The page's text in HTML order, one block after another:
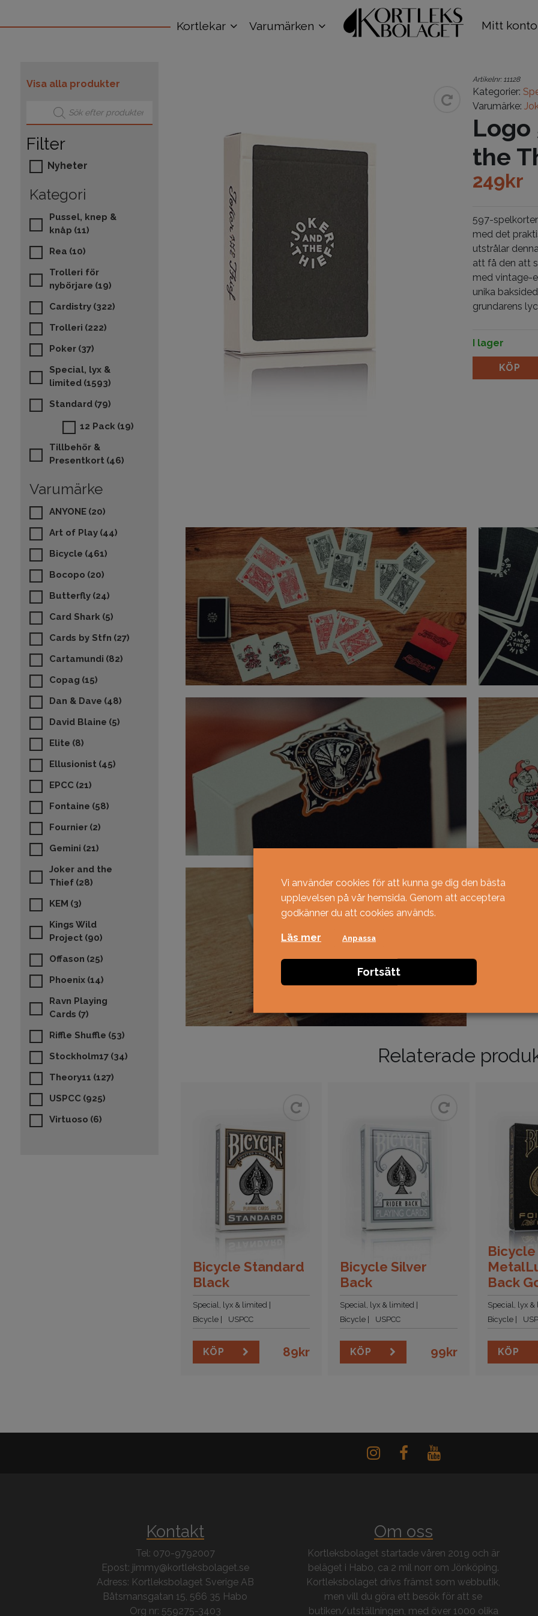
Kortlekar Varumärken Mitt konto
Visa alla produkter
Produktsökning
Filter
Nyheter
Kategori
Pussel, knep &
knåp (11)
Rea (10)
Trolleri för
nybörjare (19)
Cardistry (322)
Trolleri (222)
Poker (37)
Special, lyx &
limited (1593)
Standard (79)
12 Pack (19)
Tillbehör &
Presentkort (46)
Varumärke
ANYONE (20)
Art of Play (44)
Bicycle (461)
Bocopo (20)
Butterfly (24)
Card Shark (5)
Cards by Stfn (27)
Cartamundi (82)
Copag (15)
Dan & Dave (48)
David Blaine (5)
Elite (8)
Ellusionist (45)
EPCC (21)
Fontaine (58)
Fournier (2)
Gemini (21)
Joker and the
Thief (28)
KEM (3)
Kings Wild
Project (90)
Offason (25)
Phoenix (14)
Ravn Playing
Cards (7)
Riffle Shuffle (53)
Stockholm17 (34)
Theory11 (127)
USPCC (925)
Virtuoso (6)
Artikelnr: 11128
Kategorier:
Varumärke:
Logo
the
249kr
597-
med det
utstrålar
att få den att
med vintage-
unika
grundarens
I lager
Logo 597 by
KÖP
Relaterade
Bicycle Standard
Black
Special, lyx & limited
Bicycle
USPCC
KÖP 89kr
Bicycle Silver
Back
Special, lyx & limited
Bicycle
USPCC
KÖP 99kr
Bicycle
Back
Special, lyx
Bicycle
KÖP
Kontakt
Tel: 070-9792007
Epost: jimmy@kortleksbolaget.se
Adress: Kortleksbolaget Sverige AB
Båtsmansgatan 15, 566 35 Habo
Org nr: 559275-3403
Om oss
Kortleksbolaget startade våren 2019 och är
beläget i Habo, ca 2 mil norr om Jönköping.
Kortleksbolaget drivs främst som webbutik,
men vill du göra ett besök för att se
butiken/utställningen, med över 1000 olika
Vi använder cookies för att kunna ge dig den bästa
upplevelsen på vår hemsida. Genom att acceptera
godkänner du att cookies används.
Läs mer Anpassa
Fortsätt